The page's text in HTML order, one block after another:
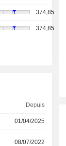
374,85
374,85
Depuis
01/04/2025
08/07/2022